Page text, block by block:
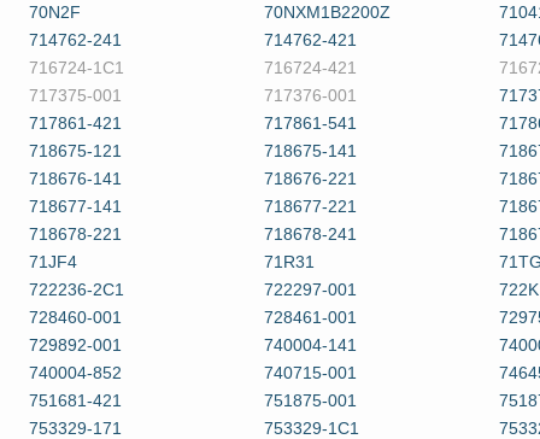
70N2F
70NXM1B2200Z
714762-241
714762-421
716724-1C1
716724-421
717375-001
717376-001
717861-421
717861-541
718675-121
718675-141
718676-141
718676-221
718677-141
718677-221
718678-221
718678-241
71JF4
71R31
722236-2C1
722297-001
728460-001
728461-001
729892-001
740004-141
740004-852
740715-001
751681-421
751875-001
753329-171
753329-1C1